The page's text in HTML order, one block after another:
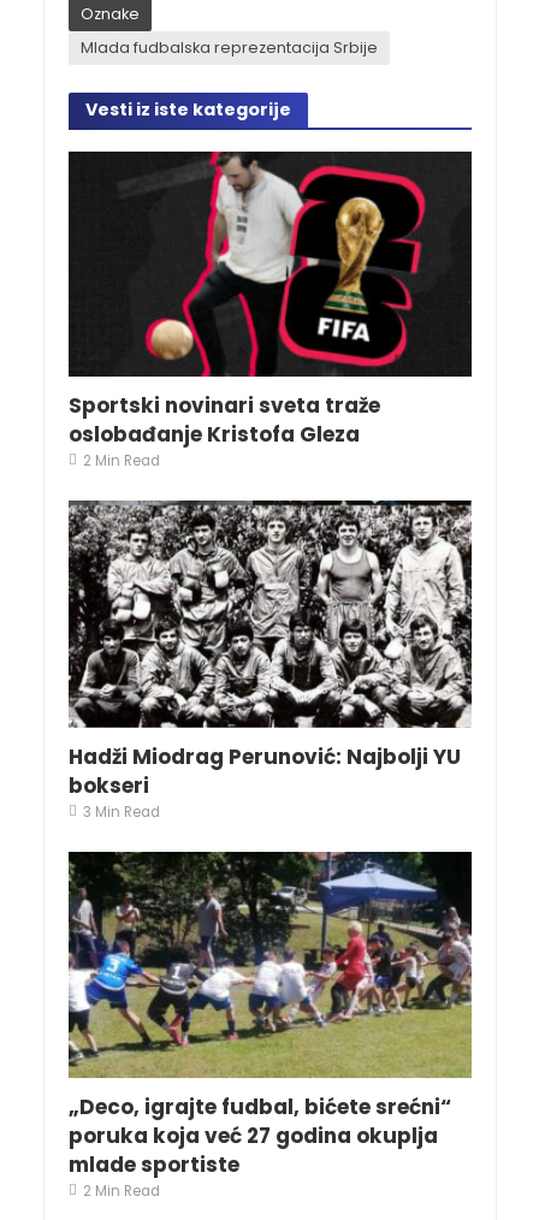
Oznake
Mlada fudbalska reprezentacija Srbije
Vesti iz iste kategorije
Sportski novinari sveta traže
oslobađanje Kristofa Gleza
2 Min Read
Hadži Miodrag Perunović: Najbolji YU
bokseri
3 Min Read
„Deco, igrajte fudbal, bićete srećni“
poruka koja već 27 godina okuplja
mlade sportiste
2 Min Read